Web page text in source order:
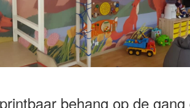
behang op de gang